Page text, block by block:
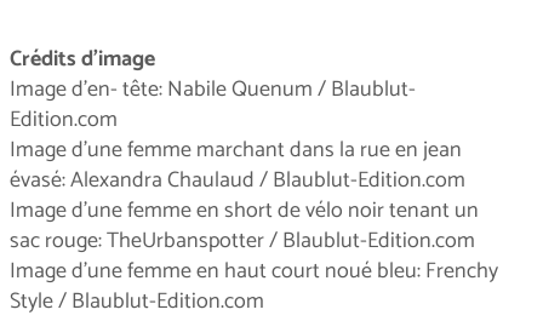
Crédits d'image
Image d'en- tête: Nabile Quenum / Blaublut-
Edition.com
Image d'une femme marchant dans la rue en jean
évasé: Alexandra Chaulaud / Blaublut-Edition.com
Image d'une femme en short de vélo noir tenant un
sac rouge: TheUrbanspotter / Blaublut-Edition.com
Image d'une femme en haut court noué bleu: Frenchy
Style / Blaublut-Edition.com